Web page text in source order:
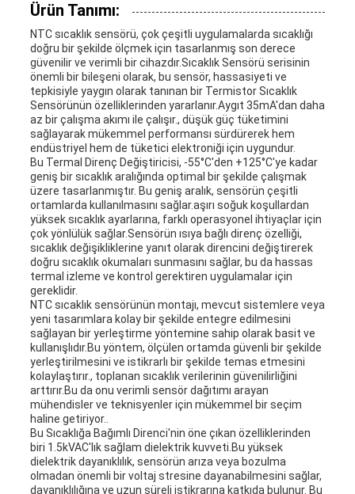
SITE
HARITASI
PRIVACY
POLICY
Ürün Tanımı:
NTC sıcaklık sensörü, çok çeşitli uygulamalarda sıcaklığı
doğru bir şekilde ölçmek için tasarlanmış son derece
güvenilir ve verimli bir cihazdır.Sıcaklık Sensörü serisinin
önemli bir bileşeni olarak, bu sensör, hassasiyeti ve
tepkisiyle yaygın olarak tanınan bir Termistor Sıcaklık
Sensörünün özelliklerinden yararlanır.Aygıt 35mA'dan daha
az bir çalışma akımı ile çalışır., düşük güç tüketimini
sağlayarak mükemmel performansı sürdürerek hem
endüstriyel hem de tüketici elektroniği için uygundur.
Bu Termal Direnç Değiştiricisi, -55°C'den +125°C'ye kadar
geniş bir sıcaklık aralığında optimal bir şekilde çalışmak
üzere tasarlanmıştır. Bu geniş aralık, sensörün çeşitli
ortamlarda kullanılmasını sağlar.aşırı soğuk koşullardan
yüksek sıcaklık ayarlarına, farklı operasyonel ihtiyaçlar için
çok yönlülük sağlar.Sensörün ısıya bağlı direnç özelliği,
sıcaklık değişikliklerine yanıt olarak direncini değiştirerek
doğru sıcaklık okumaları sunmasını sağlar, bu da hassas
termal izleme ve kontrol gerektiren uygulamalar için
gereklidir.
NTC sıcaklık sensörünün montajı, mevcut sistemlere veya
yeni tasarımlara kolay bir şekilde entegre edilmesini
sağlayan bir yerleştirme yöntemine sahip olarak basit ve
kullanışlıdır.Bu yöntem, ölçülen ortamda güvenli bir şekilde
yerleştirilmesini ve istikrarlı bir şekilde temas etmesini
kolaylaştırır., toplanan sıcaklık verilerinin güvenilirliğini
arttırır.Bu da onu verimli sensör dağıtımı arayan
mühendisler ve teknisyenler için mükemmel bir seçim
haline getiriyor..
Bu Sıcaklığa Bağımlı Direnci'nin öne çıkan özelliklerinden
biri 1.5kVAC'lık sağlam dielektrik kuvveti.Bu yüksek
dielektrik dayanıklılık, sensörün arıza veya bozulma
olmadan önemli bir voltaj stresine dayanabilmesini sağlar,
dayanıklılığına ve uzun süreli istikrarına katkıda bulunur. Bu